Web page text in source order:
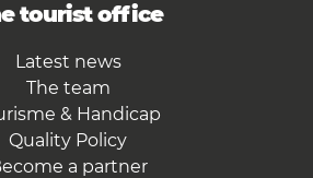
tourist office
Latest news
The team
& Handicap
Quality Policy
a partner